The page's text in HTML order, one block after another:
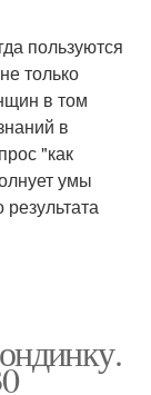
пользуются
только
в том
в
"как
умы